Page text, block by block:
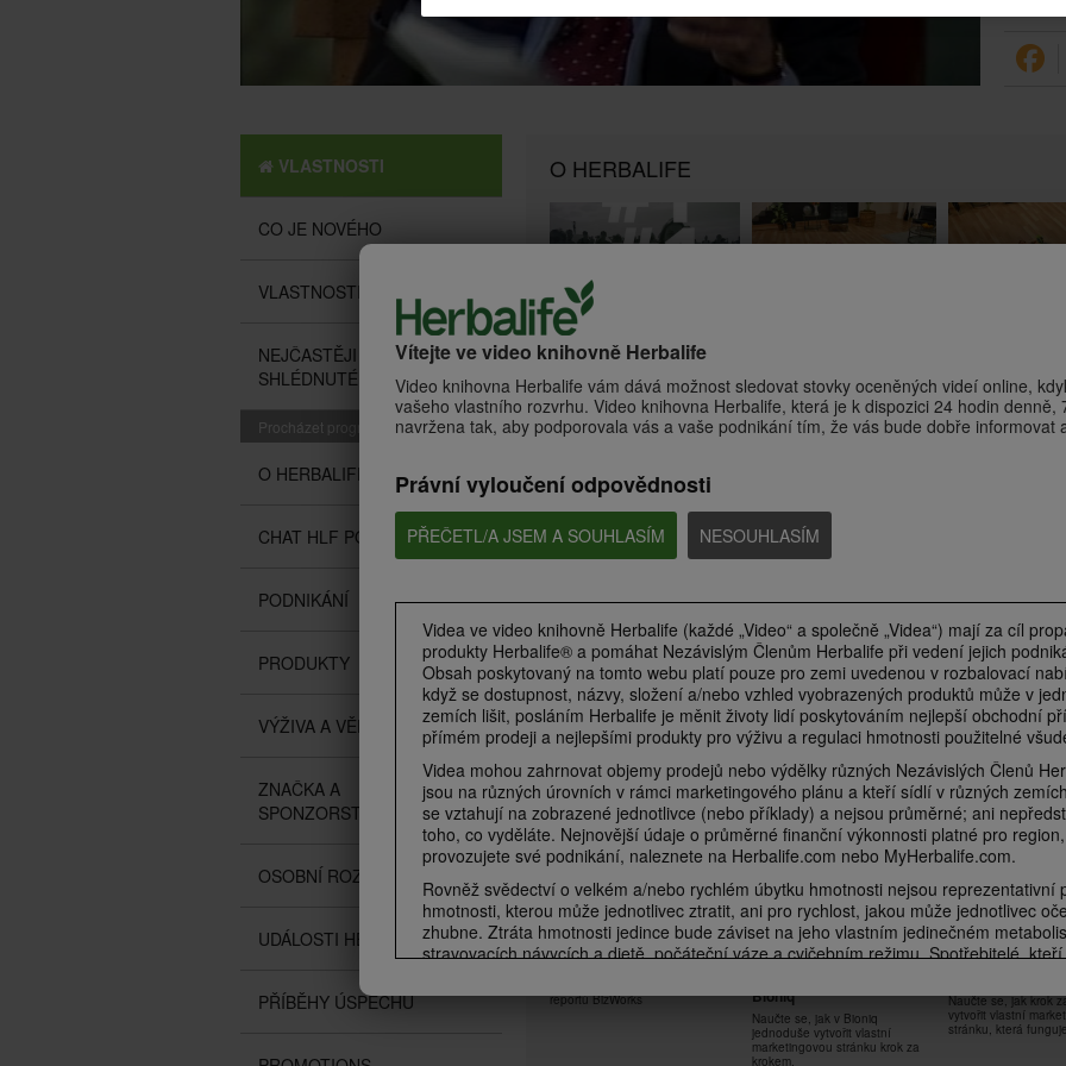
Vítejte ve video knihovně Herbalife
Video knihovna Herbalife vám dává možnost sledovat stovky oceněných videí online,
vašeho vlastního rozvrhu. Video knihovna Herbalife, která je k dispozici 24 hodin denně,
navržena tak, aby podporovala vás a vaše podnikání tím, že vás bude dobře informovat
Právní vyloučení odpovědnosti
PŘEČETL/A JSEM A SOUHLASÍM NESOUHLASÍM
Videa ve video knihovně Herbalife (každé „Video“ a společně „Videa“) mají za cíl
produkty Herbalife® a pomáhat Nezávislým Členům Herbalife při vedení jejich
Obsah poskytovaný na tomto webu platí pouze pro zemi uvedenou v rozbalovací
když se dostupnost, názvy, složení a/nebo vzhled vyobrazených produktů může v
zemích lišit, posláním Herbalife je měnit životy lidí poskytováním nejlepší obchodní
přímém prodeji a nejlepšími produkty pro výživu a regulaci hmotnosti použitelné
Videa mohou zahrnovat objemy prodejů nebo výdělky různých Nezávislých Členů
jsou na různých úrovních v rámci marketingového plánu a kteří sídlí v různých
se vztahují na zobrazené jednotlivce (nebo příklady) a nejsou průměrné; ani
toho, co vyděláte. Nejnovější údaje o průměrné finanční výkonnosti platné pro
provozujete své podnikání, naleznete na Herbalife.com nebo MyHerbalife.com.
Rovněž svědectví o velkém a/nebo rychlém úbytku hmotnosti nejsou reprezentativní
hmotnosti, kterou může jednotlivec ztratit, ani pro rychlost, jakou může jednotlivec
zhubne. Ztráta hmotnosti jedince bude záviset na jeho vlastním jedinečném
stravovacích návycích a dietě, počáteční váze a cvičebním režimu. Spotřebitelé,
0,5 až 1 libry za týden. Účastníci 12týdenní slepé studie užívali Formuli 1 dvakrát
jako jídlo a jednou jako svačinu) s dietou se sníženým obsahem kalorií a cílem 30
denně. Účastníci dodržovali buď vysokoproteinovou dietu, nebo standardní
Účastníci v obou skupinách ztratili asi 8,5 liber. Informace týkající se nároků na
VLASTNOSTI
CO JE NOVÉHO
VLASTNOSTI
NEJČASTĚJI
SHLÉDNUTÉ
Procházet programy
O HERBALIFE
CHAT HLF PODCAST
PODNIKÁNÍ
PRODUKTY
VÝŽIVA A VĚDA
ZNAČKA A
SPONZORSTVÍ
OSOBNÍ ROZVOJ
UDÁLOSTI HERBALIFE
PŘÍBĚHY ÚSPĚCHŮ
O HERBALIFE
Vítejte v Herbalife
Co představuje společnost
Herbalife?
udržení zdravé kondice + silové
kolo
udržení zdravé
kolo
7:55
Pořádně se zapotíte se
Samanthou Clayton
Silnější než kdy předtím se
Samanthou Clayton
7:03
Zaměřeno na střed těla se
Základní posilování středu těla na
podložce zaměřené na spalování
tuků + silové kolo navíc
6:46
Každé kolo v ringu se
Clayton
Šetrné kardio cvičení inspirované
boxem pro udržení zdravé
kondice + silové kolo
Poperte se s
Clayton
Šetrné kardio
boxem pro udržení
kondice
7:04
Posilování horní části těla pro
8:31
Dolní polovina na žebříku
Posilování dolní části těla
zaměřené na zvětšení svalové
hmoty
Střed těla na
Posilování středu těla
na zvětšení svalové
PODNIKÁNÍ
1:00:35
Jak využít HL Skin v praxi
reportů BizWorks
6:18
Jak vytvořit
Bioniq
Naučte se, jak v Bioniq
jednoduše vytvořit vlastní
marketingovou stránku krok za
krokem.
Jak vytvořit
Naučte se, jak krok
vytvořit vlastní
stránku, která funguje.